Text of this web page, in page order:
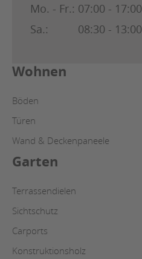
Mo. - Fr.: 07:00 -
Sa.:
08:30 -
Wohnen
Böden
Türen
Wand & Deckenpaneele
Garten
Terrassendielen
Sichtschutz
Carports
Konstruktionsholz